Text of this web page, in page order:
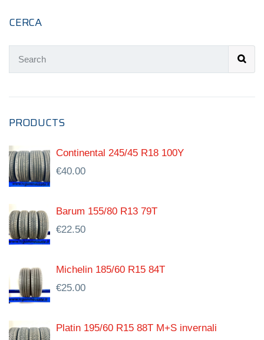
CERCA
PRODUCTS
Continental 245/45 R18 100Y
€40.00
Barum 155/80 R13 79T
€22.50
Michelin 185/60 R15 84T
€25.00
Platin 195/60 R15 88T M+S invernali